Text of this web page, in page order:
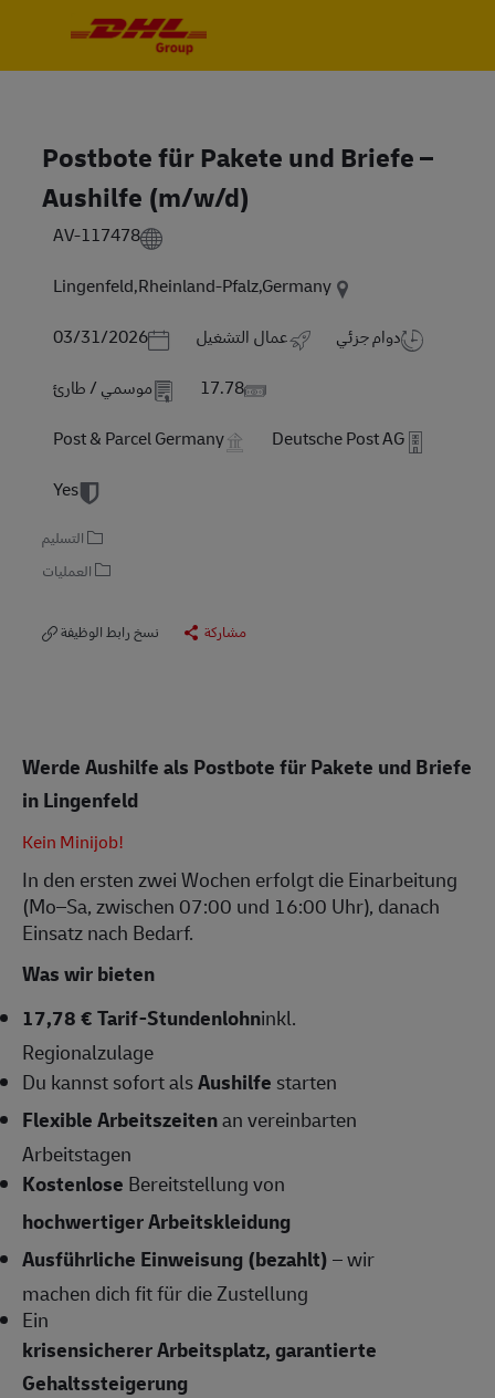
Postbote für Pakete und Briefe –
Aushilfe (m/w/d)
AV-117478
Lingenfeld,Rheinland-Pfalz,Germany
Posted Date
03/31/2026 عمال التشغيل دوام جزئي
موسمي / طارئ 17.78
Post & Parcel Germany Deutsche Post AG
Yes
التسليم
العمليات
نسخ رابط الوظيفة مشاركة
Werde Aushilfe als Postbote für Pakete und Briefe
in Lingenfeld
Kein Minijob!
In den ersten zwei Wochen erfolgt die Einarbeitung
(Mo–Sa, zwischen 07:00 und 16:00 Uhr), danach
Einsatz nach Bedarf.
Was wir bieten
17,78 € Tarif-Stundenlohninkl.
Regionalzulage
Du kannst sofort alsAushilfe starten
Flexible Arbeitszeitenan vereinbarten
Arbeitstagen
Kostenlose Bereitstellung von
hochwertiger Arbeitskleidung
Ausführliche Einweisung (bezahlt)– wir
machen dich fit für die Zustellung
Ein
krisensicherer Arbeitsplatz, garantierte
Gehaltssteigerung